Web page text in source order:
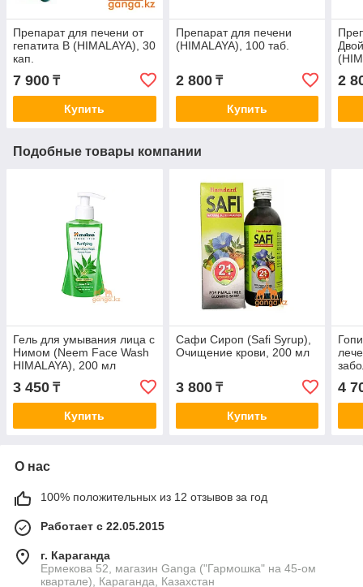
Препарат для печени от
гепатита В (HIMALAYA), 30
кап.
7 900 ₸
Купить
Препарат для печени
(HIMALAYA), 100 таб.
2 800₸
Купить
2
Подобные товары компании
Гель для умывания лица с
Нимом (Neem Face Wash
HIMALAYA), 200 мл
3 450 ₸
Купить
Сафи Сироп (Safi Syrup),
Очищение крови, 200 мл
3 800₸
Купить
4
О нас
100% положительных из 12 отзывов за год
Работает с 22.05.2015
г. Караганда
Ермекова 52, магазин Ganga ("Гармошка" на 45-ом
квартале), Караганда, Казахстан